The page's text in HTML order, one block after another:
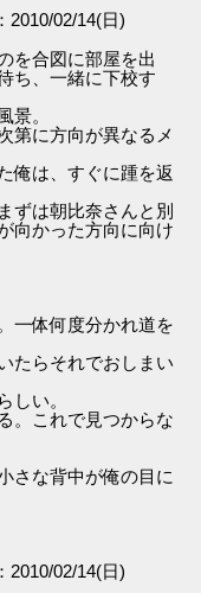
2010/02/14(日)
を合図に部屋を出
ち、一緒に下校す
景。
第に方向が異なるメ
俺は、すぐに踵を返
ずは朝比奈さんと別
向かった方向に向け
一体何度分かれ道を
たらそれでおしまい
しい。
。これで見つからな
さな背中が俺の目に
2010/02/14(日)